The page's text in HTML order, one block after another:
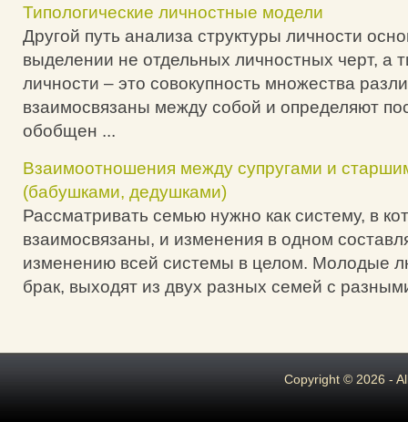
Типологические личностные модели
Другой путь анализа структуры личности
выделении не отдельных личностных черт, а
личности – это совокупность множества
взаимосвязаны между собой и определяют
обобщен ...
Взаимоотношения между супругами и
(бабушками, дедушками)
Рассматривать семью нужно как систему, в
взаимосвязаны, и изменения в одном
изменению всей системы в целом. Молодые
брак, выходят из двух разных семей с
Copyright © 2026 -